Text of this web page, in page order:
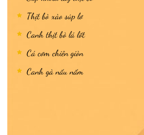
Thịt bò xào súp lơ
Canh thịt bò lá lốt
Cá cơm chiên giòn
Canh gà nấu nấm